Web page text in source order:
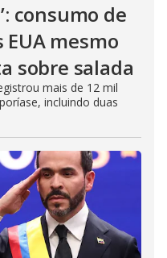
consumo de
mesmo
sobre salada
mais de 12 mil
incluindo duas